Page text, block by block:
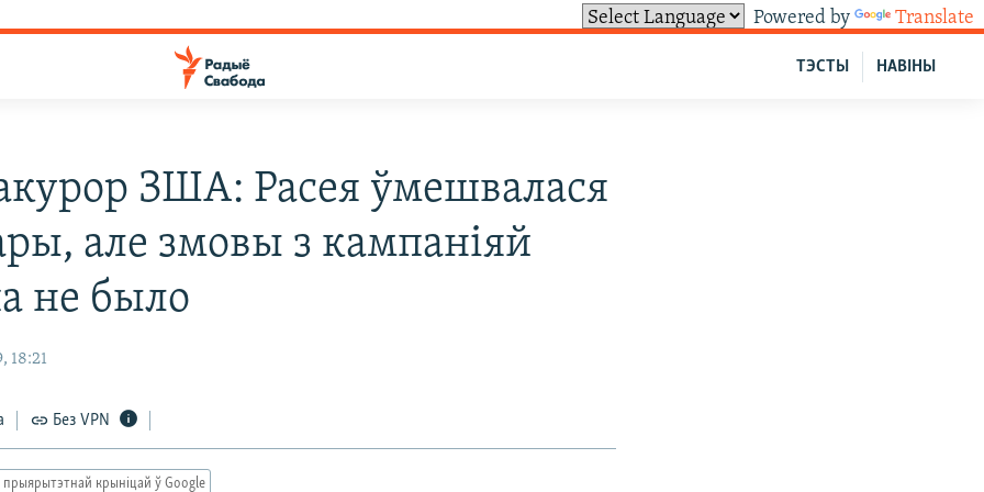
Powered by Translate
НАВІНЫ
ТЭСТЫ
ЗША: Расея ўмешвалася
але змовы з кампаніяй
не было
18:21
Без VPN
прыярытэтнай крыніцай ў Google